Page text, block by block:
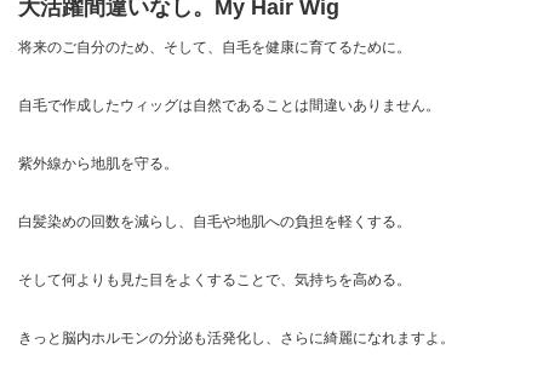
大活躍間違いなし。My Hair Wig
将来のご自分のため、そして、自毛を健康に育てるために。
自毛で作成したウィッグは自然であることは間違いありません。
紫外線から地肌を守る。
白髪染めの回数を減らし、自毛や地肌への負担を軽くする。
そして何よりも見た目をよくすることで、気持ちを高める。
きっと脳内ホルモンの分泌も活発化し、さらに綺麗になれますよ。